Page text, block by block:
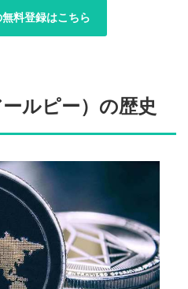
料登録はこちら
ルピー）の歴史